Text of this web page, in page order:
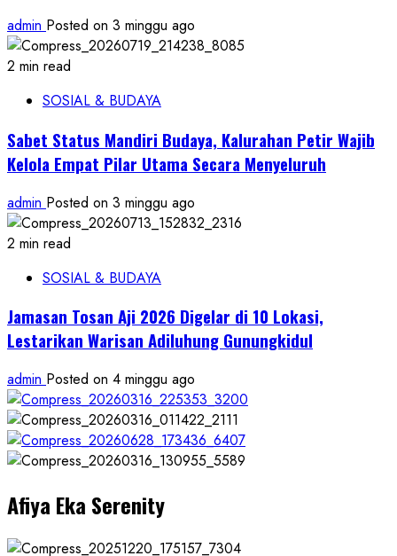
admin Posted on 3 minggu ago
2 min read
SOSIAL & BUDAYA
Sabet Status Mandiri Budaya, Kalurahan Petir Wajib
Kelola Empat Pilar Utama Secara Menyeluruh
admin Posted on 3 minggu ago
2 min read
SOSIAL & BUDAYA
Jamasan Tosan Aji 2026 Digelar di 10 Lokasi,
Lestarikan Warisan Adiluhung Gunungkidul
admin Posted on 4 minggu ago
Afiya Eka Serenity